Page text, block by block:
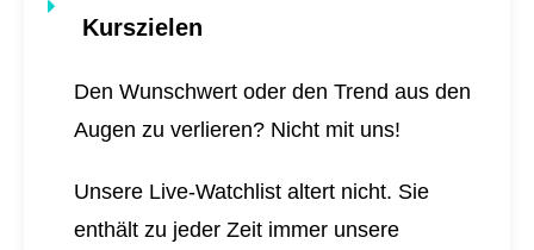
Kurszielen
Den Wunschwert oder den Trend aus den
Augen zu verlieren? Nicht mit uns!
Unsere Live-Watchlist altert nicht. Sie
enthält zu jeder Zeit immer unsere